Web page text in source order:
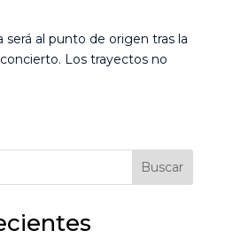
al punto de origen tras la
Los trayectos no
Buscar